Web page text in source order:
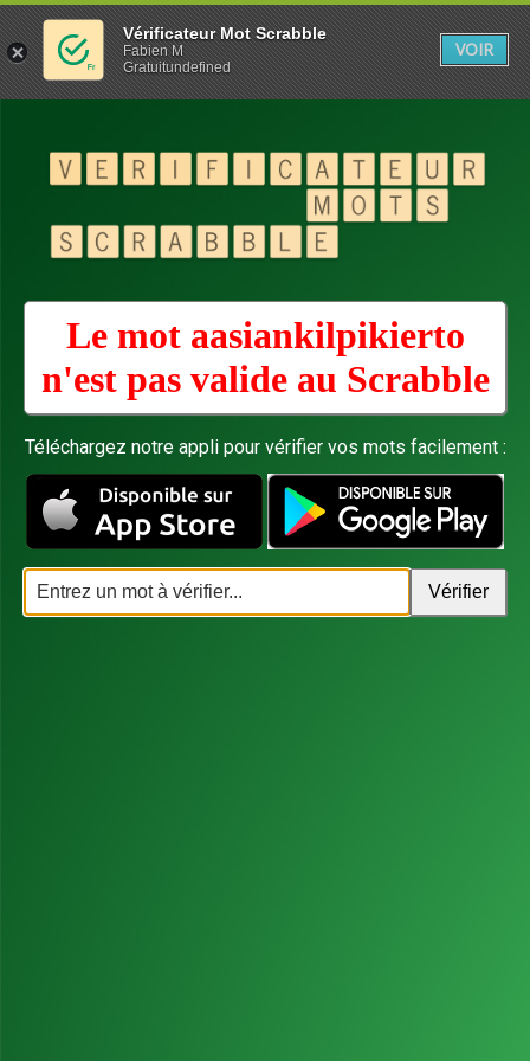
Le mot aasiankilpikierto
n'est pas valide au Scrabble
Téléchargez notre appli pour vérifier vos mots facilement :
Vérificateur Mot Scrabble
Fabien M
Gratuitundefined
VOIR